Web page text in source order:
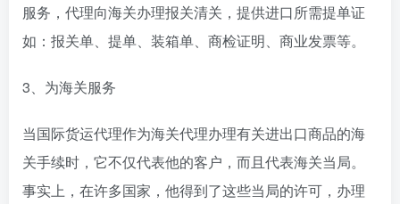
服务，代理向海关办理报关清关，提供进口所需提单证
如：报关单、提单、装箱单、商检证明、商业发票等。
3、为海关服务
当国际货运代理作为海关代理办理有关进出口商品的海
关手续时，它不仅代表他的客户，而且代表海关当局。
事实上，在许多国家，他得到了这些当局的许可，办理